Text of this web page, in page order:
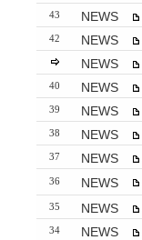
43 NEWS
42 NEWS
NEWS
40 NEWS
39 NEWS
38 NEWS
37 NEWS
36 NEWS
35 NEWS
34 NEWS